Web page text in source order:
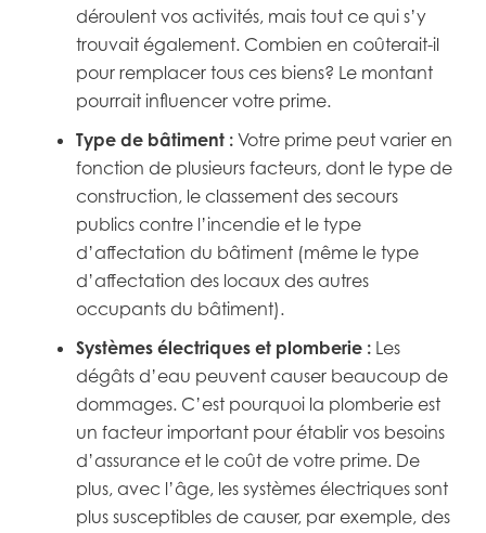
déroulent vos activités, mais tout ce qui s’y
trouvait également. Combien en coûterait-il
pour remplacer tous ces biens? Le montant
pourrait influencer votre prime.
Type de bâtiment : Votre prime peut varier en
fonction de plusieurs facteurs, dont le type de
construction, le classement des secours
publics contre l’incendie et le type
d’affectation du bâtiment (même le type
d’affectation des locaux des autres
occupants du bâtiment).
Systèmes électriques et plomberie : Les
dégâts d’eau peuvent causer beaucoup de
dommages. C’est pourquoi la plomberie est
un facteur important pour établir vos besoins
d’assurance et le coût de votre prime. De
plus, avec l’âge, les systèmes électriques sont
plus susceptibles de causer, par exemple, des